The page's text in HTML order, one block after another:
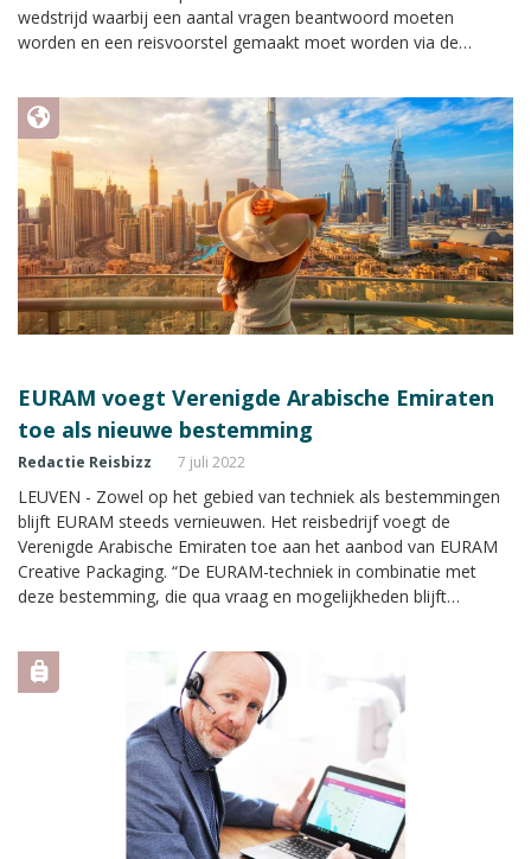
wedstrijd waarbij een aantal vragen beantwoord moeten
worden en een reisvoorstel gemaakt moet worden via de
verslag te doen van de reis.
EURAM voegt Verenigde Arabische Emiraten
toe als nieuwe bestemming
Redactie Reisbizz 7 juli 2022
LEUVEN - Zowel op het gebied van techniek als bestemmingen
blijft EURAM steeds vernieuwen. Het reisbedrijf voegt de
Verenigde Arabische Emiraten toe aan het aanbod van EURAM
Creative Packaging. “De EURAM-techniek in combinatie met
deze bestemming, die qua vraag en mogelijkheden blijft